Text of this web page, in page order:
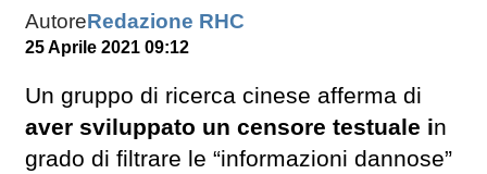
AutoreRedazione RHC
25 Aprile 2021 09:12
Un gruppo di ricerca cinese afferma di
aver sviluppato un censore testuale in
grado di filtrare le “informazioni dannose”